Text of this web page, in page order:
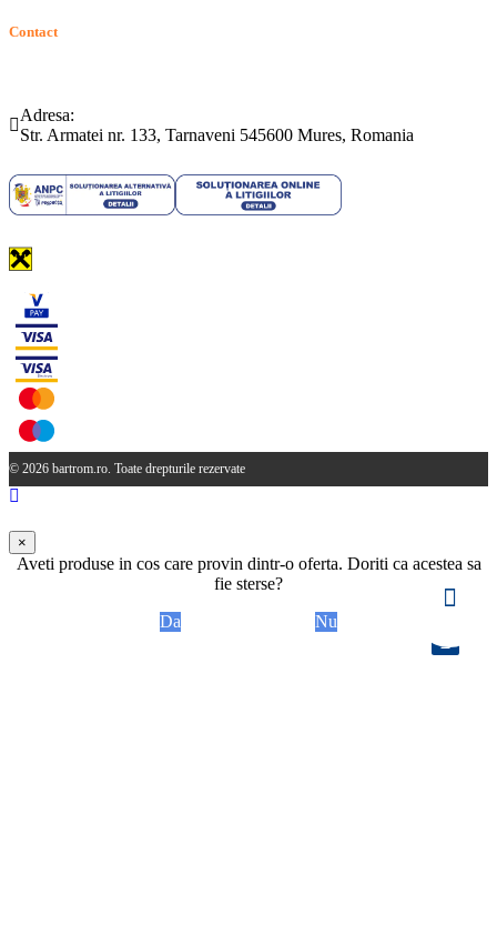
Contact
Adresa:
Str. Armatei nr. 133, Tarnaveni 545600 Mures, Romania
© 2026 bartrom.ro. Toate drepturile rezervate
×
Aveti produse in cos care provin dintr-o oferta. Doriti ca acestea sa
fie sterse?
Da
Nu